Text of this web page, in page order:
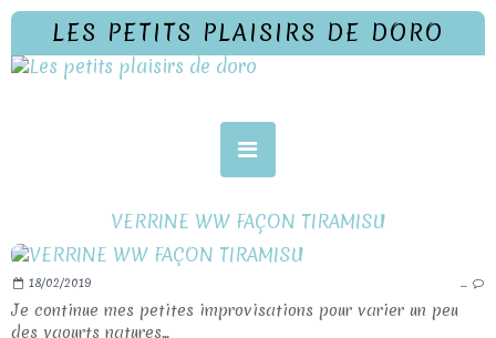
LES PETITS PLAISIRS DE DORO
VERRINE WW FAÇON TIRAMISU
18/02/2019 …
Je continue mes petites improvisations pour varier un peu
des yaourts natures...